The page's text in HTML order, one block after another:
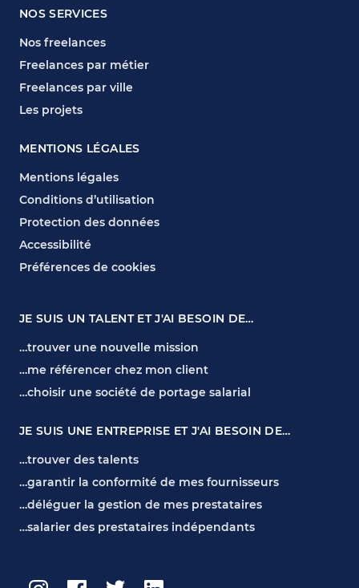
NOS SERVICES
Nos freelances
Freelances par métier
Freelances par ville
Les projets
MENTIONS LÉGALES
Mentions légales
Conditions d’utilisation
Protection des données
Accessibilité
Préférences de cookies
JE SUIS UN TALENT ET J'AI BESOIN DE…
…trouver une nouvelle mission
…me référencer chez mon client
…choisir une société de portage salarial
JE SUIS UNE ENTREPRISE ET J'AI BESOIN DE…
…trouver des talents
…garantir la conformité de mes fournisseurs
…déléguer la gestion de mes prestataires
…salarier des prestataires indépendants